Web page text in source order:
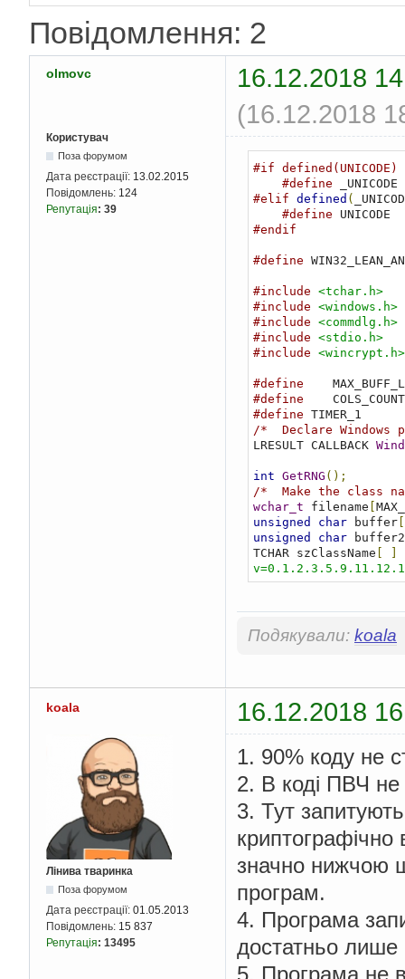
Повідомлення: 2
olmovc
16.12.2018
(16.12.2018
Користувач
Поза форумом
Дата реєстрації: 13.02.2015
Повідомлень: 124
Репутація: 39
#if defined(UNICODE)
#define
#elif defined (
#define
#endif
#define
#include <tchar.h>
#include <windows.h>
#include <commdlg.h>
#include <stdio.h>
#include <wincrypt.h>
#define
#define
#define
/*  Declare Windows
LRESULT CALLBACK
int GetRNG ();
/*  Make the class
wchar_t filename
unsigned
char buffer[
unsigned
char buffer2
TCHAR szClassName
static HCRYPTPROV
{
    HWND hwnd
;
    MSG messages
;
    WNDCLASSEX wincl
;
/* The Window
    wincl
. hInstance =
    wincl
.
    wincl
.style =
    wincl
.cbSize =
/* Use default
    wincl
.hIcon =
    wincl
.hCursor =
    wincl
.
Подякували: koala
koala 16.12.2018
Лінива тваринка
Поза форумом
Дата реєстрації: 01.05.2013
Повідомлень: 15 837
Репутація: 13495
1. 90% коду не
2. В коді ПВЧ не
3. Тут
криптографічно
значно нижчою
програм.
4. Програма
достатньо лише